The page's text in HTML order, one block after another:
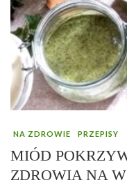
NA ZDROWIE PRZEPISY
MIÓD
ZDROWIA NA